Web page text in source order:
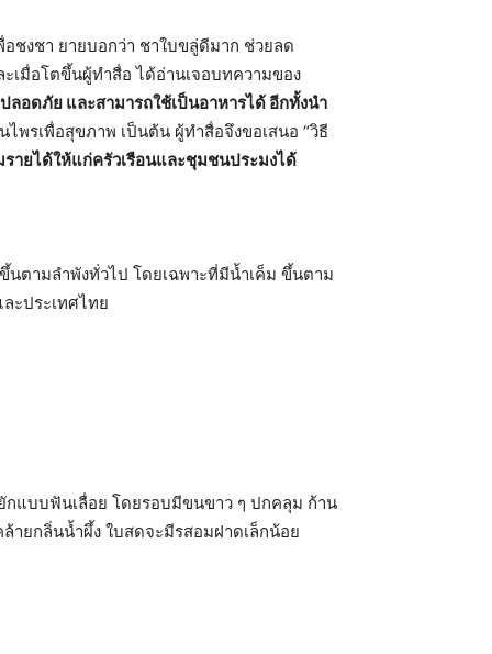
ชงชา ยายบอกว่า ชาใบขลู่ดีมาก ช่วยลด
เมื่อโตขึ้นผู้ทำสื่อ ได้อ่านเจอบทความของ
ลอดภัย และสามารถใช้เป็นอาหารได้ อีกทั้งนำ
พรเพื่อสุขภาพ เป็นต้น ผู้ทำสื่อจึงขอเสนอ “วิธี
รายได้ให้แก่ครัวเรือนและชุมชนประมงได้
ตามลำพังทั่วไป โดยเฉพาะที่มีน้ำเค็ม ขึ้นตาม
ะประเทศไทย
กแบบฟันเลื่อย โดยรอบมีขนขาว ๆ ปกคลุม ก้าน
ายกลิ่นน้ำผึ้ง ใบสดจะมีรสอมฝาดเล็กน้อย